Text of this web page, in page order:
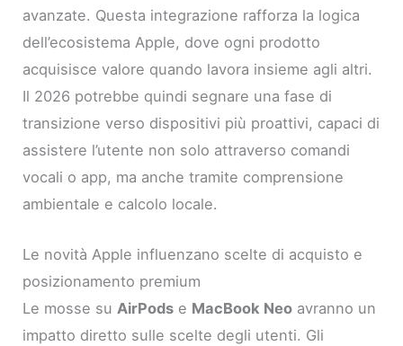
avanzate. Questa integrazione rafforza la logica
dell’ecosistema Apple, dove ogni prodotto
acquisisce valore quando lavora insieme agli altri.
Il 2026 potrebbe quindi segnare una fase di
transizione verso dispositivi più proattivi, capaci di
assistere l’utente non solo attraverso comandi
vocali o app, ma anche tramite comprensione
ambientale e calcolo locale.
Le novità Apple influenzano scelte di acquisto e
posizionamento premium
Le mosse suAirPods e MacBook Neo avranno un
impatto diretto sulle scelte degli utenti. Gli